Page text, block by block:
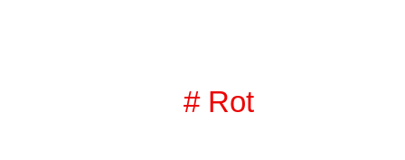
# Rot